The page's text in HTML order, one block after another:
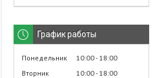
График работы
Понедельник 10:00 18:00
Вторник
10:00 18:00